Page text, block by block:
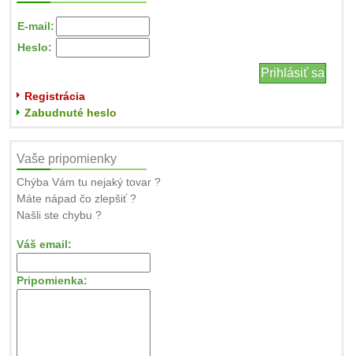
E-mail:
Heslo:
Registrácia
Zabudnuté heslo
Vaše pripomienky
Chýba Vám tu nejaký tovar ?
Máte nápad čo zlepšiť ?
Našli ste chybu ?
Váš email:
Pripomienka: